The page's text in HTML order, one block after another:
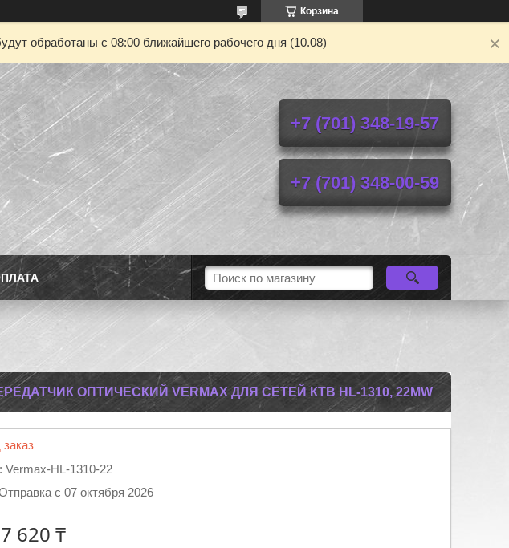
Корзина
обработаны с 08:00 ближайшего рабочего дня (10.08)
+7 (701) 348-19-57
+7 (701) 348-00-59
ОПТИЧЕСКИЙ VERMAX ДЛЯ СЕТЕЙ КТВ HL-1310, 22MW
Vermax-HL-1310-22
с 07 октября 2026
620 ₸